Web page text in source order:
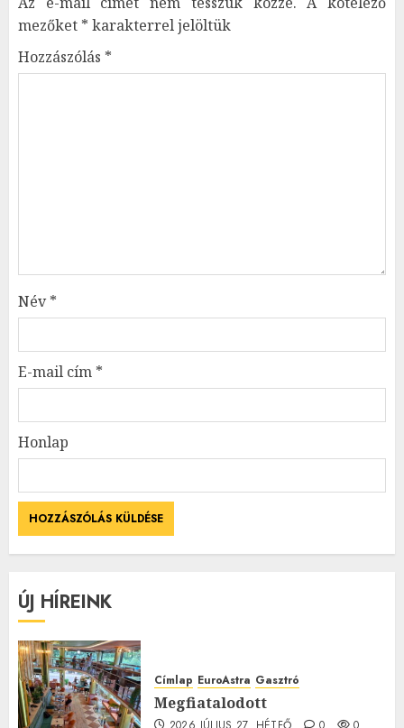
mezőket * karakterrel jelöltük
Hozzászólás *
Név*
E-mail cím *
Honlap
ÚJ HÍREINK
Címlap EuroAstra Gasztró
Megfiatalodott